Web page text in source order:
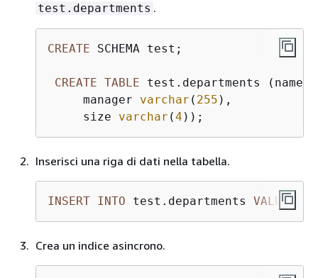
test.departments .
CREATE SCHEMA test;
CREATE TABLE test.departments (name
     manager
varchar ( 255 ),
     size
varchar (4 ));
Inserisci una riga di dati nella tabella.
INSERT INTO test.departments VALUES
Crea un indice asincrono.